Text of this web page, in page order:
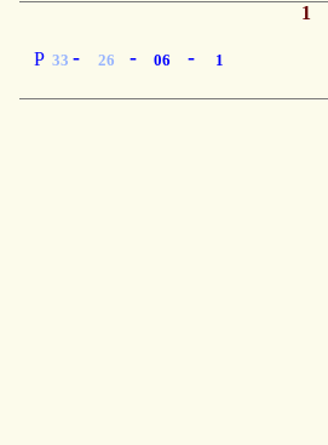
P 33 - 26 - 06 - 1
1